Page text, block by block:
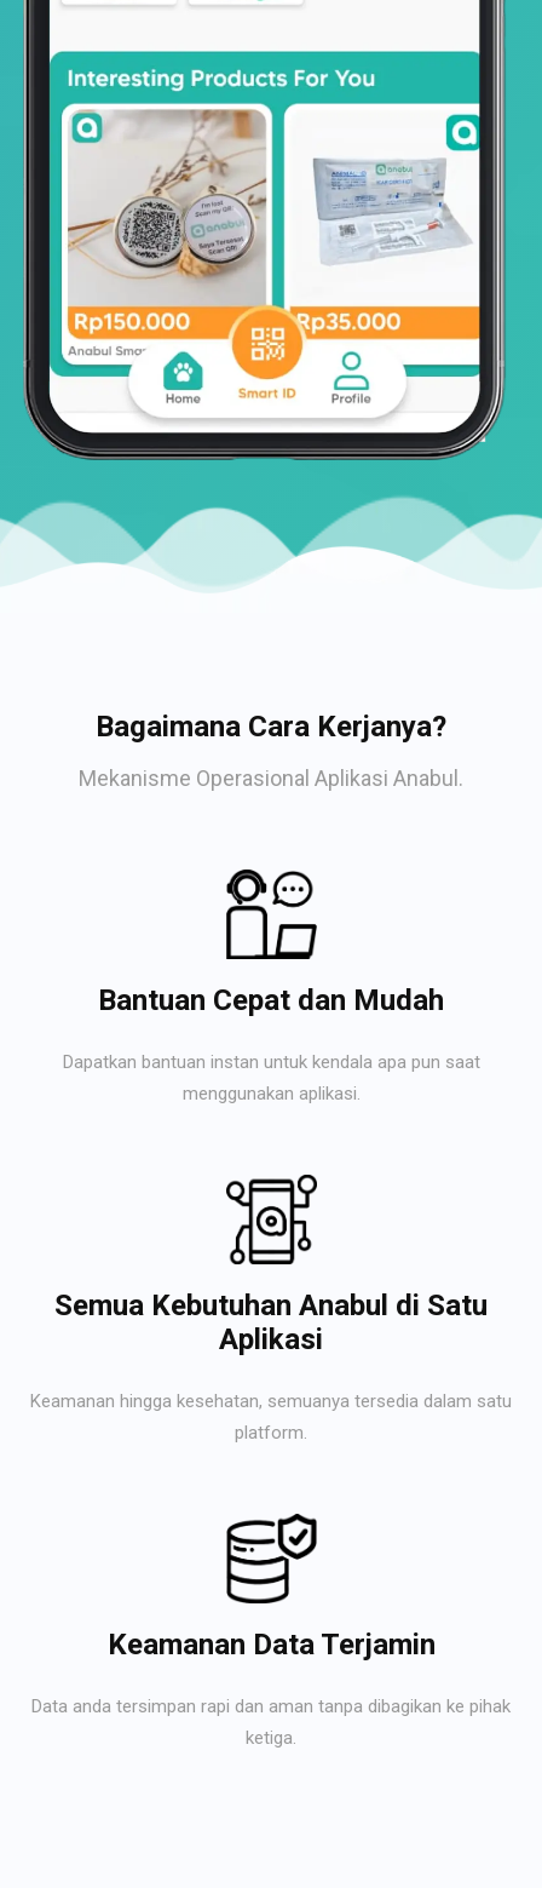
Bagaimana Cara Kerjanya?
Mekanisme Operasional Aplikasi Anabul.
Bantuan Cepat dan Mudah
Dapatkan bantuan instan untuk kendala apa pun saat
menggunakan aplikasi.
Semua Kebutuhan Anabul di Satu
Aplikasi
Keamanan hingga kesehatan, semuanya tersedia dalam satu
platform.
Keamanan Data Terjamin
Data anda tersimpan rapi dan aman tanpa dibagikan ke pihak
ketiga.